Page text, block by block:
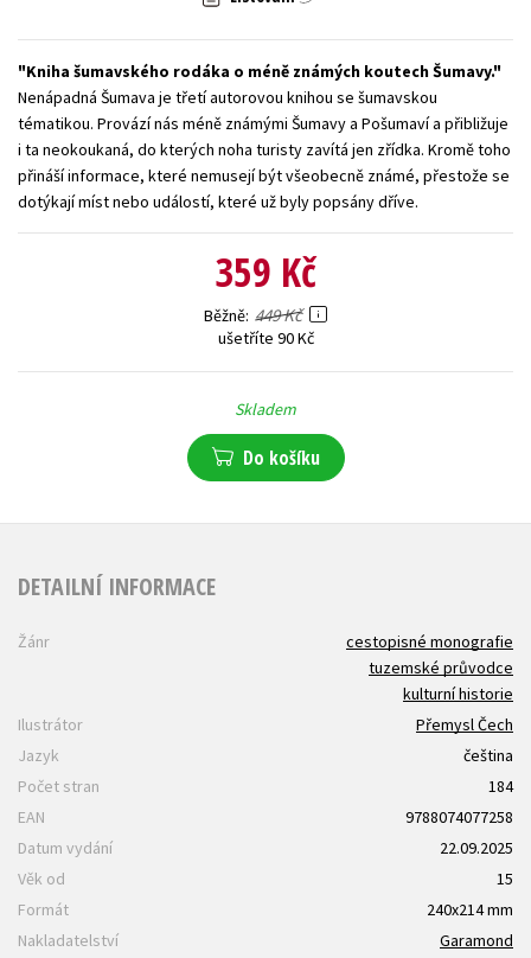
Všechny tituly
Kniha šumavského rodáka o méně známých koutech Šumavy.
Nenápadná Šumava je třetí autorovou knihou se šumavskou
tématikou. Provází nás méně známými Šumavy a Pošumaví a přibližuje
i ta neokoukaná, do kterých noha turisty zavítá jen zřídka. Kromě toho
přináší informace, které nemusejí být všeobecně známé, přestože se
dotýkají míst nebo událostí, které už byly popsány dříve.
359 Kč
Běžně 449 Kč
ušetříte 90 Kč
Skladem
Do košíku
DETAILNÍ INFORMACE
Žánr
cestopisné monografie
tuzemské průvodce
kulturní historie
Ilustrátor
Přemysl Čech
Jazyk
čeština
Počet stran
184
EAN
9788074077258
Datum vydání
22.09.2025
Věk od
15
Formát
240x214 mm
Nakladatelství
Garamond